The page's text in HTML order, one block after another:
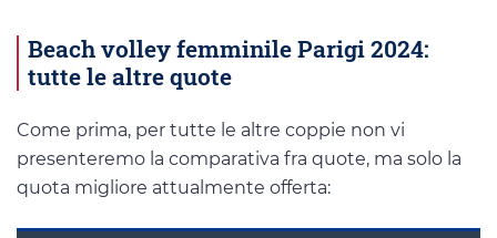
Beach volley femminile Parigi 2024:
tutte le altre quote
Come prima, per tutte le altre coppie non vi
presenteremo la comparativa fra quote, ma solo la
quota migliore attualmente offerta: